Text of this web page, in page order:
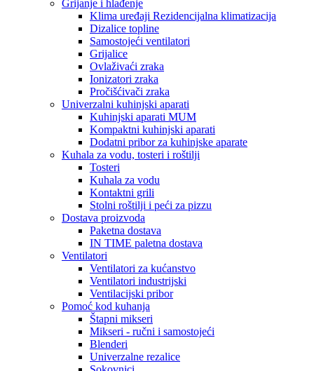
Grijanje i hlađenje
Klima uređaji Rezidencijalna klimatizacija
Dizalice topline
Samostojeći ventilatori
Grijalice
Ovlaživaći zraka
Ionizatori zraka
Pročišćivači zraka
Univerzalni kuhinjski aparati
Kuhinjski aparati MUM
Kompaktni kuhinjski aparati
Dodatni pribor za kuhinjske aparate
Kuhala za vodu, tosteri i roštilji
Tosteri
Kuhala za vodu
Kontaktni grili
Stolni roštilji i peći za pizzu
Dostava proizvoda
Paketna dostava
IN TIME paletna dostava
Ventilatori
Ventilatori za kućanstvo
Ventilatori industrijski
Ventilacijski pribor
Pomoć kod kuhanja
Štapni mikseri
Mikseri - ručni i samostojeći
Blenderi
Univerzalne rezalice